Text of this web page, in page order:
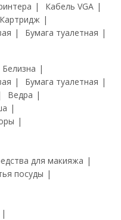
Кабель VGA
Картридж
Бумага туалетная
Белизна
Бумага туалетная
Ведра
для макияжа
посуды